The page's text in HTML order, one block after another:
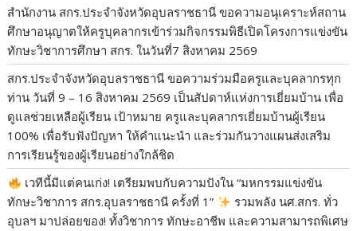
สำนักงาน สกร.ประจำจังหวัดอุบลราชธานี ขอความอนุเคราะห์สถาน
ศึกษาอนุญาตให้ครูบุคลากรเข้าร่วมกิจกรรมพิธีเปิดโครงการแข่งขัน
ทักษะวิชาการศึกษา สกร. ในวันที่7 สิงหาคม 2569
สกร.ประจำจังหวัดอุบลราชธานี ขอความร่วมมือครูและบุคลากรทุก
ท่าน วันที่ 9 – 16 สิงหาคม 2569 เป็นสัปดาห์แห่งการเยี่ยมบ้าน เพื่อ
ดูแลช่วยเหลือผู้เรียน เป้าหมาย ครูและบุคลากรเยี่ยมบ้านผู้เรียน
100% เพื่อรับฟังปัญหา ให้คำแนะนำ และร่วมกันวางแผนส่งเสริม
การเรียนรู้ของผู้เรียนอย่างใกล้ชิด
เวทีนี้มีแต่คนเก่ง! เตรียมพบกับความปังใน “มหกรรมแข่งขัน
ทักษะวิชาการ สกร.อุบลราชธานี ครั้งที่ 1”
​รวมพลัง นศ.สกร. ทั่ว
อุบลฯ มาปล่อยของ! ทั้งวิชาการ ทักษะอาชีพ และความสามารถพิเศษ